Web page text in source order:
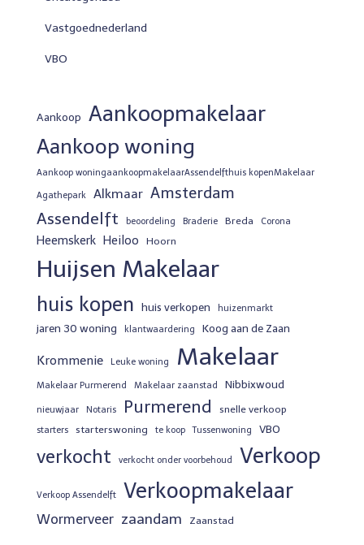
Vastgoednederland
VBO
Aankoop Aankoopmakelaar
Aankoop woning
Aankoop woningaankoopmakelaarAssendelfthuis kopenMakelaar
Agathepark Alkmaar Amsterdam
Assendelft beoordeling Braderie Breda Corona
Heemskerk Heiloo Hoorn
Huijsen Makelaar
huis kopen huis verkopen huizenmarkt
jaren 30 woning klantwaardering Koog aan de Zaan
Krommenie Leuke woning Makelaar
Makelaar Purmerend Makelaar zaanstad Nibbixwoud
nieuwjaar Notaris Purmerend snelle verkoop
starters starterswoning te koop Tussenwoning VBO
verkocht verkocht onder voorbehoud Verkoop
Verkoop Assendelft Verkoopmakelaar
Wormerveer zaandam Zaanstad